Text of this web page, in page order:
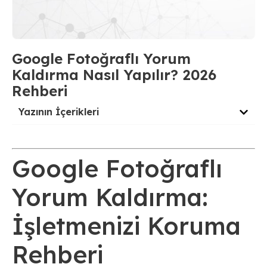
Google Fotoğraflı Yorum
Kaldırma Nasıl Yapılır? 2026
Rehberi
Yazının İçerikleri
Google Fotoğraflı
Yorum Kaldırma:
İşletmenizi Koruma
Rehberi